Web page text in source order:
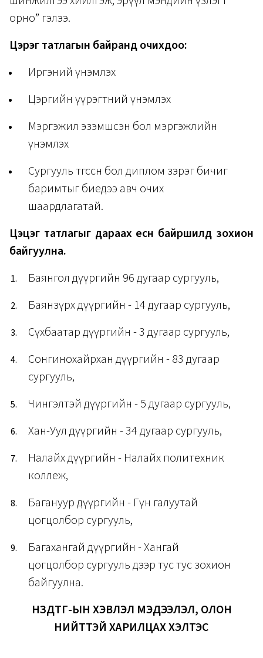
орно” гэлээ.
Цэрэг татлагын байранд очихдоо:
Иргэний үнэмлэх
Цэргийн үүрэгтний үнэмлэх
Мэргэжил эзэмшсэн бол мэргэжлийн
үнэмлэх
Сургууль төгссөн бол диплом зэрэг бичиг
баримтыг биедээ авч очих
шаардлагатай.
Цэцэг татлагыг дараах есөн байршилд зохион
байгуулна.
Баянгол дүүргийн 96 дугаар сургууль,
Баянзүрх дүүргийн - 14 дугаар сургууль,
Сүхбаатар дүүргийн - 3 дугаар сургууль,
Сонгинохайрхан дүүргийн - 83 дугаар
сургууль,
Чингэлтэй дүүргийн - 5 дугаар сургууль,
Хан-Уул дүүргийн - 34 дугаар сургууль,
Налайх дүүргийн - Налайх политехник
коллеж,
Багануур дүүргийн - Гүн галуутай
цогцолбор сургууль,
Багахангай дүүргийн - Хангай
цогцолбор сургууль дээр тус тус зохион
байгуулна.
НЗДТГ-ЫН ХЭВЛЭЛ МЭДЭЭЛЭЛ, ОЛОН
НИЙТТЭЙ ХАРИЛЦАХ ХЭЛТЭС